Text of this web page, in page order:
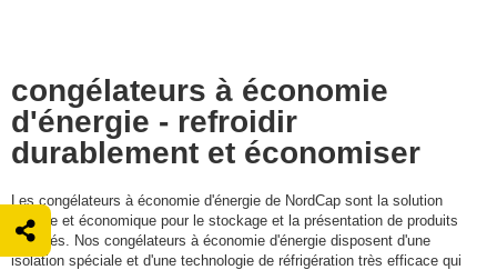
congélateurs à économie
d'énergie - refroidir
durablement et économiser
Les congélateurs à économie d'énergie de NordCap sont la solution
durable et économique pour le stockage et la présentation de produits
surgelés. Nos congélateurs à économie d'énergie disposent d'une
isolation spéciale et d'une technologie de réfrigération très efficace qui